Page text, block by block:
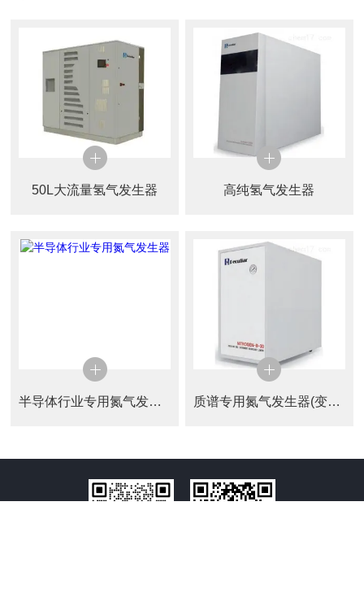
50L大流量氢气发生器 高纯氢气发生器
半导体行业专用氮气发生器 质谱专用氮气发生器(变压吸附)